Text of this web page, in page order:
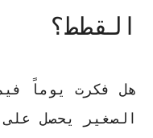
القطط؟
هل فكرت يوماً
الصغير يحصل